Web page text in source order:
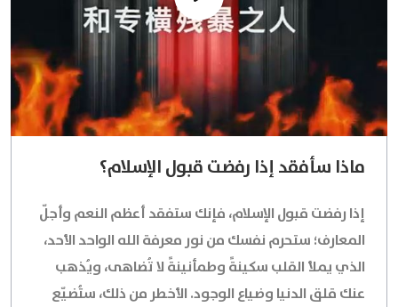
ماذا سأفقد إذا رفضت قبول الإسلام؟
إذا رفضت قبول الإسلام، فإنك ستفقد أعظم النعم وأجلّ
المعارف؛ ستحرم نفسك من نور معرفة الله الواحد الأحد،
الذي يملأ القلب سكينةً وطمأنينةً لا تُضاهى، ويُذهب
عنك قلق الدنيا وضياع الوجود. الأخطر من ذلك، ستُضيّع